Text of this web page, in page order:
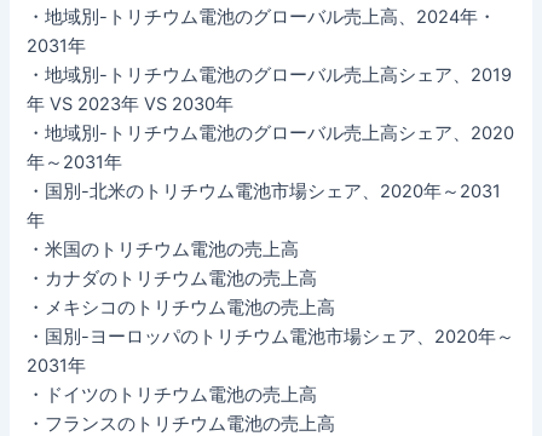
・地域別-トリチウム電池のグローバル売上高、2024年・
2031年
・地域別-トリチウム電池のグローバル売上高シェア、2019
年 VS 2023年 VS 2030年
・地域別-トリチウム電池のグローバル売上高シェア、2020
年～2031年
・国別-北米のトリチウム電池市場シェア、2020年～2031
年
・米国のトリチウム電池の売上高
・カナダのトリチウム電池の売上高
・メキシコのトリチウム電池の売上高
・国別-ヨーロッパのトリチウム電池市場シェア、2020年～
2031年
・ドイツのトリチウム電池の売上高
・フランスのトリチウム電池の売上高